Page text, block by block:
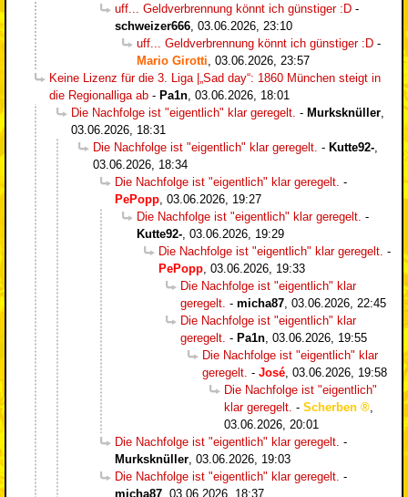
uff... Geldverbrennung könnt ich günstiger :D -
schweizer666, 03.06.2026, 23:10
uff... Geldverbrennung könnt ich günstiger :D -
Mario Girotti, 03.06.2026, 23:57
Keine Lizenz für die 3. Liga |„Sad day“: 1860 München steigt in
die Regionalliga ab - Pa1n, 03.06.2026, 18:01
Die Nachfolge ist "eigentlich" klar geregelt. - Murksknüller,
03.06.2026, 18:31
Die Nachfolge ist "eigentlich" klar geregelt. - Kutte92-,
03.06.2026, 18:34
Die Nachfolge ist "eigentlich" klar geregelt. -
PePopp, 03.06.2026, 19:27
Die Nachfolge ist "eigentlich" klar geregelt. -
Kutte92-, 03.06.2026, 19:29
Die Nachfolge ist "eigentlich" klar geregelt. -
PePopp, 03.06.2026, 19:33
Die Nachfolge ist "eigentlich" klar
geregelt. - micha87, 03.06.2026, 22:45
Die Nachfolge ist "eigentlich" klar
geregelt. - Pa1n, 03.06.2026, 19:55
Die Nachfolge ist "eigentlich" klar
geregelt. - José, 03.06.2026, 19:58
Die Nachfolge ist "eigentlich"
klar geregelt. - Scherben
,
03.06.2026, 20:01
Die Nachfolge ist "eigentlich" klar geregelt. -
Murksknüller, 03.06.2026, 19:03
Die Nachfolge ist "eigentlich" klar geregelt. -
micha87, 03.06.2026, 18:37